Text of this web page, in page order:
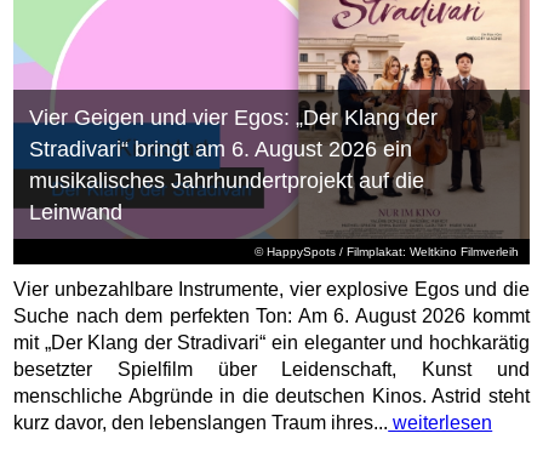
© HappySpots / Filmplakat: Weltkino Filmverleih
Vier Geigen und vier Egos: „Der Klang der
Stradivari“ bringt am 6. August 2026 ein
musikalisches Jahrhundertprojekt auf die
Leinwand
Vier unbezahlbare Instrumente, vier explosive Egos und die
Suche nach dem perfekten Ton: Am 6. August 2026 kommt
mit „Der Klang der Stradivari“ ein eleganter und hochkarätig
besetzter Spielfilm über Leidenschaft, Kunst und
menschliche Abgründe in die deutschen Kinos. Astrid steht
kurz davor, den lebenslangen Traum ihres... weiterlesen